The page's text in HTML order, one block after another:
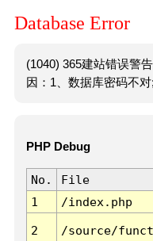
Database Error
(1040) 365建站错误警
因：1、数据库密码不对
PHP Debug
No. File
1
/index.php
2 /source/